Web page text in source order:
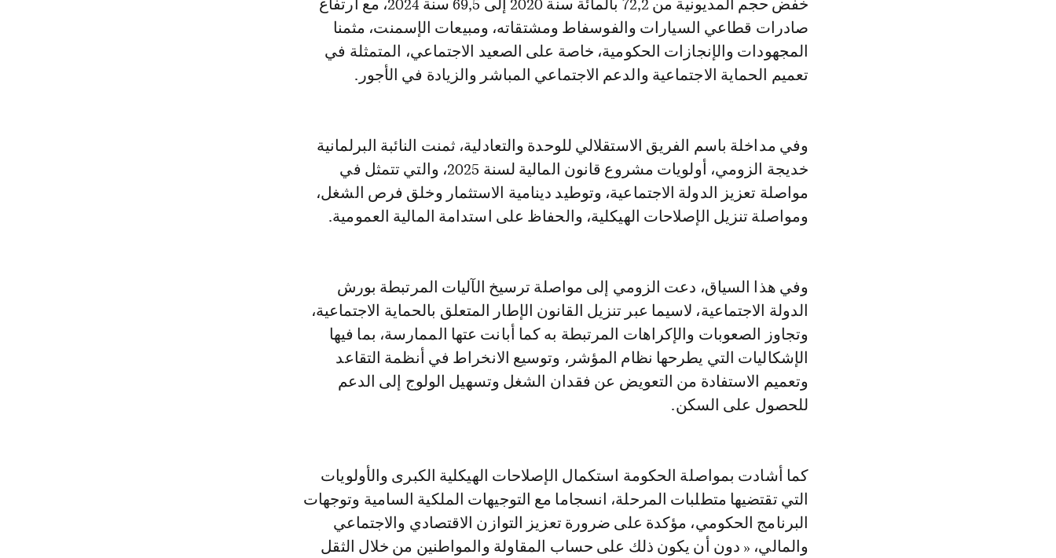
خفض حجم المديونية من 72,2 بالمائة سنة 2020 إلى 69,5 سنة 2024، مع ارتفاع
صادرات قطاعي السيارات والفوسفاط ومشتقاته، ومبيعات الإسمنت، مثمنا
المجهودات والإنجازات الحكومية، خاصة على الصعيد الاجتماعي، المتمثلة في
تعميم الحماية الاجتماعية والدعم الاجتماعي المباشر والزيادة في الأجور.
وفي مداخلة باسم الفريق الاستقلالي للوحدة والتعادلية، ثمنت النائبة البرلمانية
خديجة الزومي، أولويات مشروع قانون المالية لسنة 2025، والتي تتمثل في
مواصلة تعزيز الدولة الاجتماعية، وتوطيد دينامية الاستثمار وخلق فرص الشغل،
ومواصلة تنزيل الإصلاحات الهيكلية، والحفاظ على استدامة المالية العمومية.
وفي هذا السياق، دعت الزومي إلى مواصلة ترسيخ الآليات المرتبطة بورش
الدولة الاجتماعية، لاسيما عبر تنزيل القانون الإطار المتعلق بالحماية الاجتماعية،
وتجاوز الصعوبات والإكراهات المرتبطة به كما أبانت عتها الممارسة، بما فيها
الإشكاليات التي يطرحها نظام المؤشر، وتوسيع الانخراط في أنظمة التقاعد
وتعميم الاستفادة من التعويض عن فقدان الشغل وتسهيل الولوج إلى الدعم
للحصول على السكن.
كما أشادت بمواصلة الحكومة استكمال الإصلاحات الهيكلية الكبرى والأولويات
التي تقتضيها متطلبات المرحلة، انسجاما مع التوجيهات الملكية السامية وتوجهات
البرنامج الحكومي، مؤكدة على ضرورة تعزيز التوازن الاقتصادي والاجتماعي
والمالي، « دون أن يكون ذلك على حساب المقاولة والمواطنين من خلال الثقل